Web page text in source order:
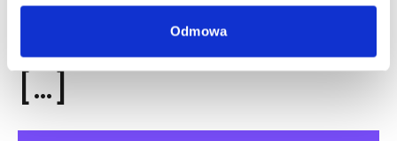
Odmowa
FAQ – najczęściej
zadawane pytania o
[…]